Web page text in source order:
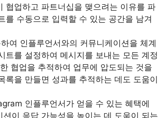
협업하고 파트너십을 맺으려는 이유를 파
를 수동으로 입력할 수 있는 공간을 남겨
여 인플루언서와의 커뮤니케이션을 체계
트를 설정하여 메시지를 보내는 모든 계정
협업을 추적하여 업무에 압도되는 것을
록을 만들면 성과를 추적하는 데도 도움이
인플루언서가 얻을 수 있는 혜택에
이 응답 가능성을 높이는 데 도움이 되는